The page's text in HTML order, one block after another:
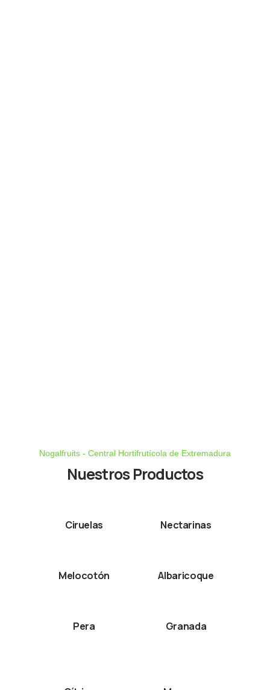
Nogalfruits - Central Hortifrutícola de Extremadura
Nuestros Productos
Ciruelas Nectarinas
Melocotón Albaricoque
Pera Granada